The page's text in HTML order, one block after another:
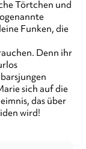
Törtchen und
Funken, die
Denn ihr
sich auf die
das über
wird!